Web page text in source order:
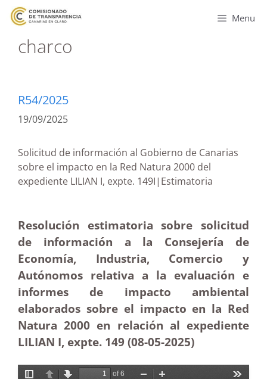
Menu
charco
R54/2025
19/09/2025
Solicitud de información al Gobierno de Canarias
sobre el impacto en la Red Natura 2000 del
expediente LILIAN I, expte. 149I|Estimatoria
Resolución estimatoria sobre solicitud
de información a la Consejería de
Economía, Industria, Comercio y
Autónomos relativa a la evaluación e
informes de impacto ambiental
elaborados sobre el impacto en la Red
Natura 2000 en relación al expediente
LILIAN I, expte. 149 (08-05-2025)